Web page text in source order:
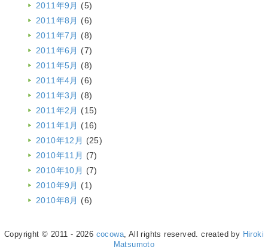
2011年9月 (5)
2011年8月 (6)
2011年7月 (8)
2011年6月 (7)
2011年5月 (8)
2011年4月 (6)
2011年3月 (8)
2011年2月 (15)
2011年1月 (16)
2010年12月 (25)
2010年11月 (7)
2010年10月 (7)
2010年9月 (1)
2010年8月 (6)
Copyright © 2011 - 2026 cocowa, All rights reserved. created by Hiroki
Matsumoto